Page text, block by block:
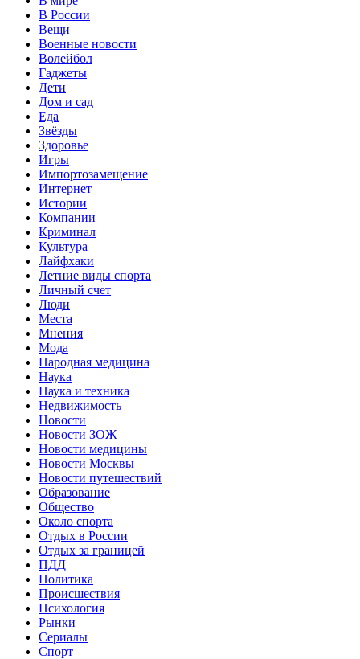
В России
Вещи
Военные новости
Волейбол
Гаджеты
Дети
Дом и сад
Еда
Звёзды
Здоровье
Игры
Импортозамещение
Интернет
Истории
Компании
Криминал
Культура
Лайфхаки
Летние виды спорта
Личный счет
Люди
Места
Мнения
Мода
Народная медицина
Наука
Наука и техника
Недвижимость
Новости
Новости ЗОЖ
Новости медицины
Новости Москвы
Новости путешествий
Образование
Общество
Около спорта
Отдых в России
Отдых за границей
ПДД
Политика
Происшествия
Психология
Рынки
Сериалы
Спорт